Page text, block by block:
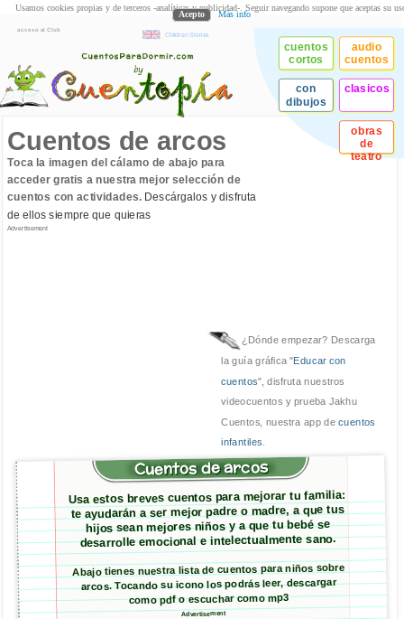
acceso al Club
Children Stories
cuentos
cortos
audio
cuentos
con
dibujos
clasicos
obras
de
teatro
Cuentos de arcos
Toca la imagen del cálamo de abajo para
acceder gratis a nuestra mejor selección de
cuentos con actividades.Descárgalos y disfruta
de ellos siempre que quieras
Advertisement
¿Dónde empezar? Descarga
la guía gráfica "Educar con
cuentos", disfruta nuestros
videocuentos y prueba Jakhu
Cuentos, nuestra app decuentos
infantiles.
Cuentos de arcos
Usa estos breves cuentos para mejorar tu familia:
te ayudarán a ser mejor padre o madre, a que tus
hijos sean mejores niños y a que tu bebé se
desarrolle emocional e intelectualmente sano.
Abajo tienes nuestra lista de cuentos para niños sobre
arcos. Tocando su icono los podrás leer, descargar
como pdf o escuchar como mp3
Advertisement
Usamos cookies propias y de terceros -analíticas y publicidad-. Seguir navegando supone que aceptas su
Acepto Más info